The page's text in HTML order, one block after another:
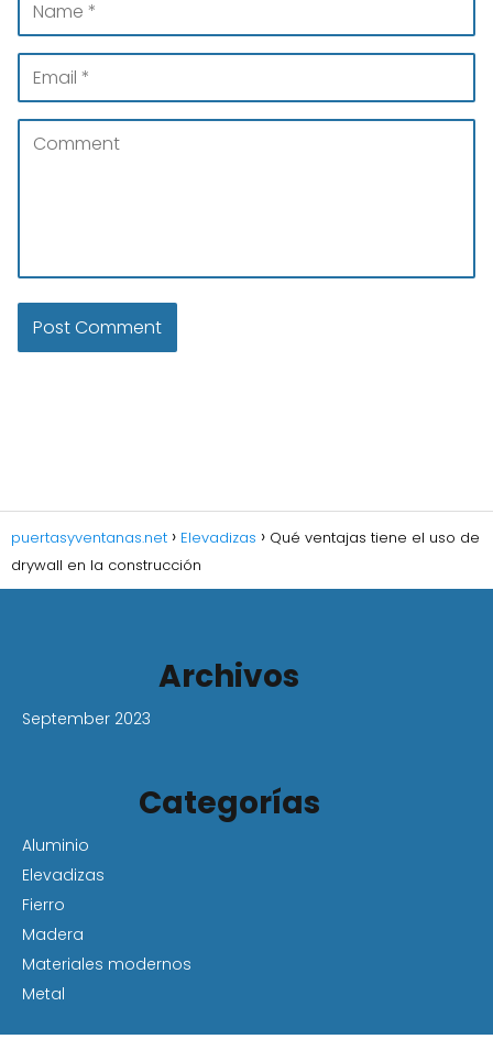
puertasyventanas.net Elevadizas
Qué ventajas tiene el uso de
drywall en la construcción
Archivos
September 2023
Categorías
Aluminio
Elevadizas
Fierro
Madera
Materiales modernos
Metal